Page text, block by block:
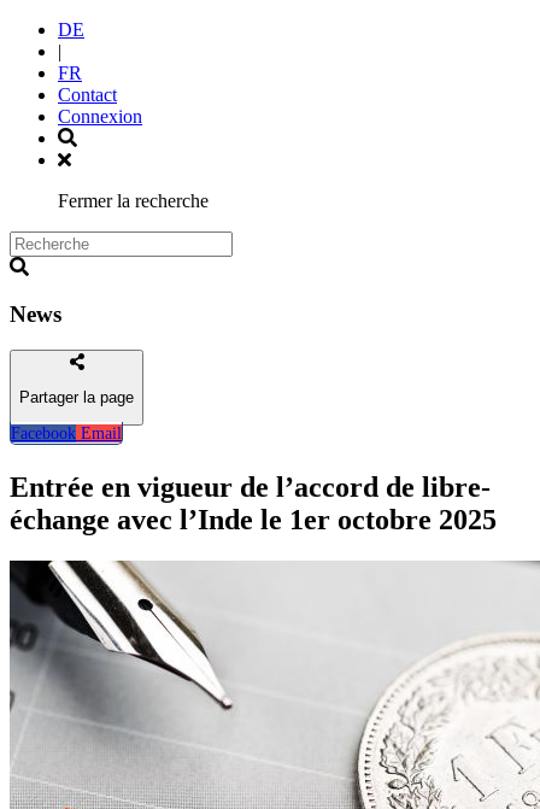
DE
|
FR
Contact
Connexion
Fermer la recherche
News
Partager la page
Facebook Email
Retour
Entrée en vigueur de l’accord de libre-
échange avec l’Inde le 1er octobre 2025